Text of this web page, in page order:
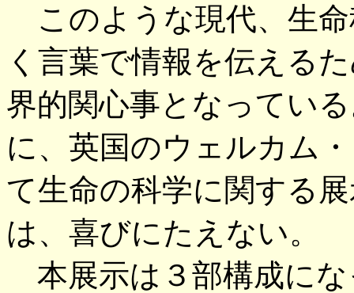
このような現代、生
く言葉で情報を伝える
界的関心事となってい
に、英国のウェルカム
て生命の科学に関する
は、喜びにたえない。
本展示は３部構成に